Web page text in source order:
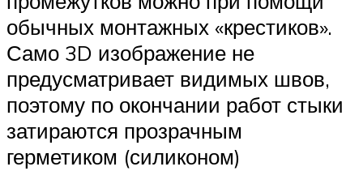
обычных монтажных «крестиков».
Само 3D изображение не
предусматривает видимых швов,
поэтому по окончании работ стыки
затираются прозрачным
герметиком (силиконом)